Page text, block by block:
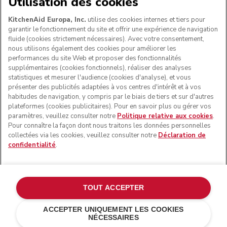
SUIVEZ-NOUS
forme du robot pâtissier multifonction sont des marques
commerciales aux États-Unis et ailleurs.
Gérer mes cookies
Politique de confidentialité
Politique en matière de cookies
KitchenAid Europa, Inc. utilise des cookies internes et tiers pour
garantir le fonctionnement du site et offrir une expérience de navigation
fluide (cookies strictement nécessaires). Avec votre consentement,
nous utilisons également des cookies pour améliorer les
performances du site Web et proposer des fonctionnalités
supplémentaires (cookies fonctionnels), réaliser des analyses
statistiques et mesurer l'audience (cookies d'analyse), et vous
présenter des publicités adaptées à vos centres d'intérêt et à vos
habitudes de navigation, y compris par le biais de tiers et sur d'autres
plateformes (cookies publicitaires). Pour en savoir plus ou gérer vos
paramètres, veuillez consulter notre Politique relative aux cookies.
Pour connaître la façon dont nous traitons les données personnelles
collectées via les cookies, veuillez consulter notre Déclaration de
confidentialité.
ACCEPTER UNIQUEMENT LES COOKIES
NÉCESSAIRES
TOUT ACCEPTER